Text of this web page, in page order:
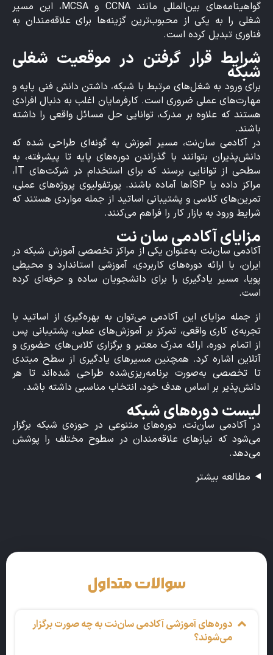
گواهینامه‌های بین‌المللی مانند CCNA و MCSA، این مسیر
شغلی را به یکی از محبوب‌ترین گزینه‌ها برای علاقه‌مندان به
فناوری تبدیل کرده است.
شرایط قرار گرفتن در موقعیت شغلی
شبکه
برای ورود به شغل‌های مرتبط با شبکه، داشتن دانش فنی پایه و
مهارت‌های عملی ضروری است. کارفرمایان اغلب به دنبال افرادی
هستند که علاوه بر مدرک، توانایی حل مسائل واقعی را داشته
باشند.
در آکادمی سان‌نت، مسیر آموزش به گونه‌ای طراحی شده که
دانش‌پذیران بتوانند با گذراندن دوره‌های پایه تا پیشرفته، به
سطحی از توانایی برسند که برای استخدام در شرکت‌های IT،
مراکز داده یا ISPها آماده باشند. پورتفولیوی پروژه‌های عملی،
تمرین‌های کلاسی و پشتیبانی اساتید از جمله مواردی هستند که
شرایط ورود به بازار کار را فراهم می‌کنند.
مزایای آکادمی سان‌ نت
آکادمی سان‌نت به‌عنوان یکی از مراکز تخصصی آموزش شبکه در
ایران، با ارائه دوره‌های کاربردی، آموزشی استاندارد و محیطی
پویا، مسیر یادگیری را برای دانشجویان ساده و حرفه‌ای کرده
است.
از جمله مزایای این آکادمی می‌توان به بهره‌گیری از اساتید با
تجربه‌ی کاری واقعی، تمرکز بر آموزش‌های عملی، پشتیبانی پس
از اتمام دوره، ارائه مدرک معتبر و برگزاری کلاس‌های حضوری و
آنلاین اشاره کرد. همچنین مسیرهای یادگیری از سطح مبتدی
تا تخصصی به‌صورت برنامه‌ریزی‌شده طراحی شده‌اند تا هر
دانش‌پذیر بر اساس هدف خود، انتخاب مناسبی داشته باشد.
لیست دوره‌های شبکه
در آکادمی سان‌نت، دوره‌های متنوعی در حوزه‌ی شبکه برگزار
می‌شود که نیازهای علاقه‌مندان در سطوح مختلف را پوشش
می‌دهد.
مطالعه بیشتر
سوالات متداول
دوره‌های آموزشی آکادمی سان‌نت به چه صورت برگزار
می‌شوند؟